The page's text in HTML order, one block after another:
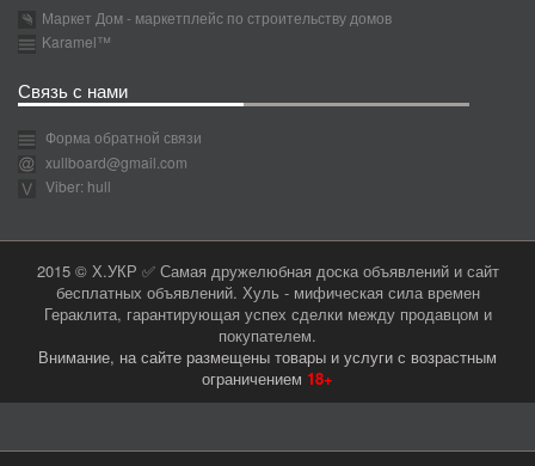
Маркет Дом - маркетплейс по строительству домов
Karamel™
Связь с нами
Форма обратной связи
xullboard@gmail.com
Viber: hull
2015 © Х.УКР ✅ Самая дружелюбная доска объявлений и сайт
бесплатных объявлений. Хуль - мифическая сила времен
Гераклита, гарантирующая успех сделки между продавцом и
покупателем.
Внимание, на сайте размещены товары и услуги с возрастным
ограничением 18+